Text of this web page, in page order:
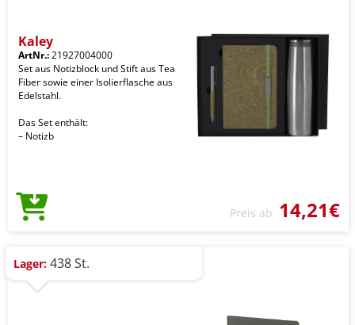
Kaley
ArtNr.:21927004000
Set aus Notizblock und Stift aus Tea
Fiber sowie einer Isolierflasche aus
Edelstahl.
Das Set enthält:
– Notizb
Preis ab 14,21€
Lager: 438 St.